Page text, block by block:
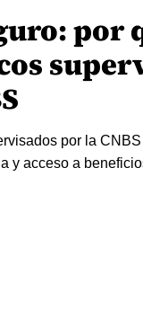
por
por la
y acceso a